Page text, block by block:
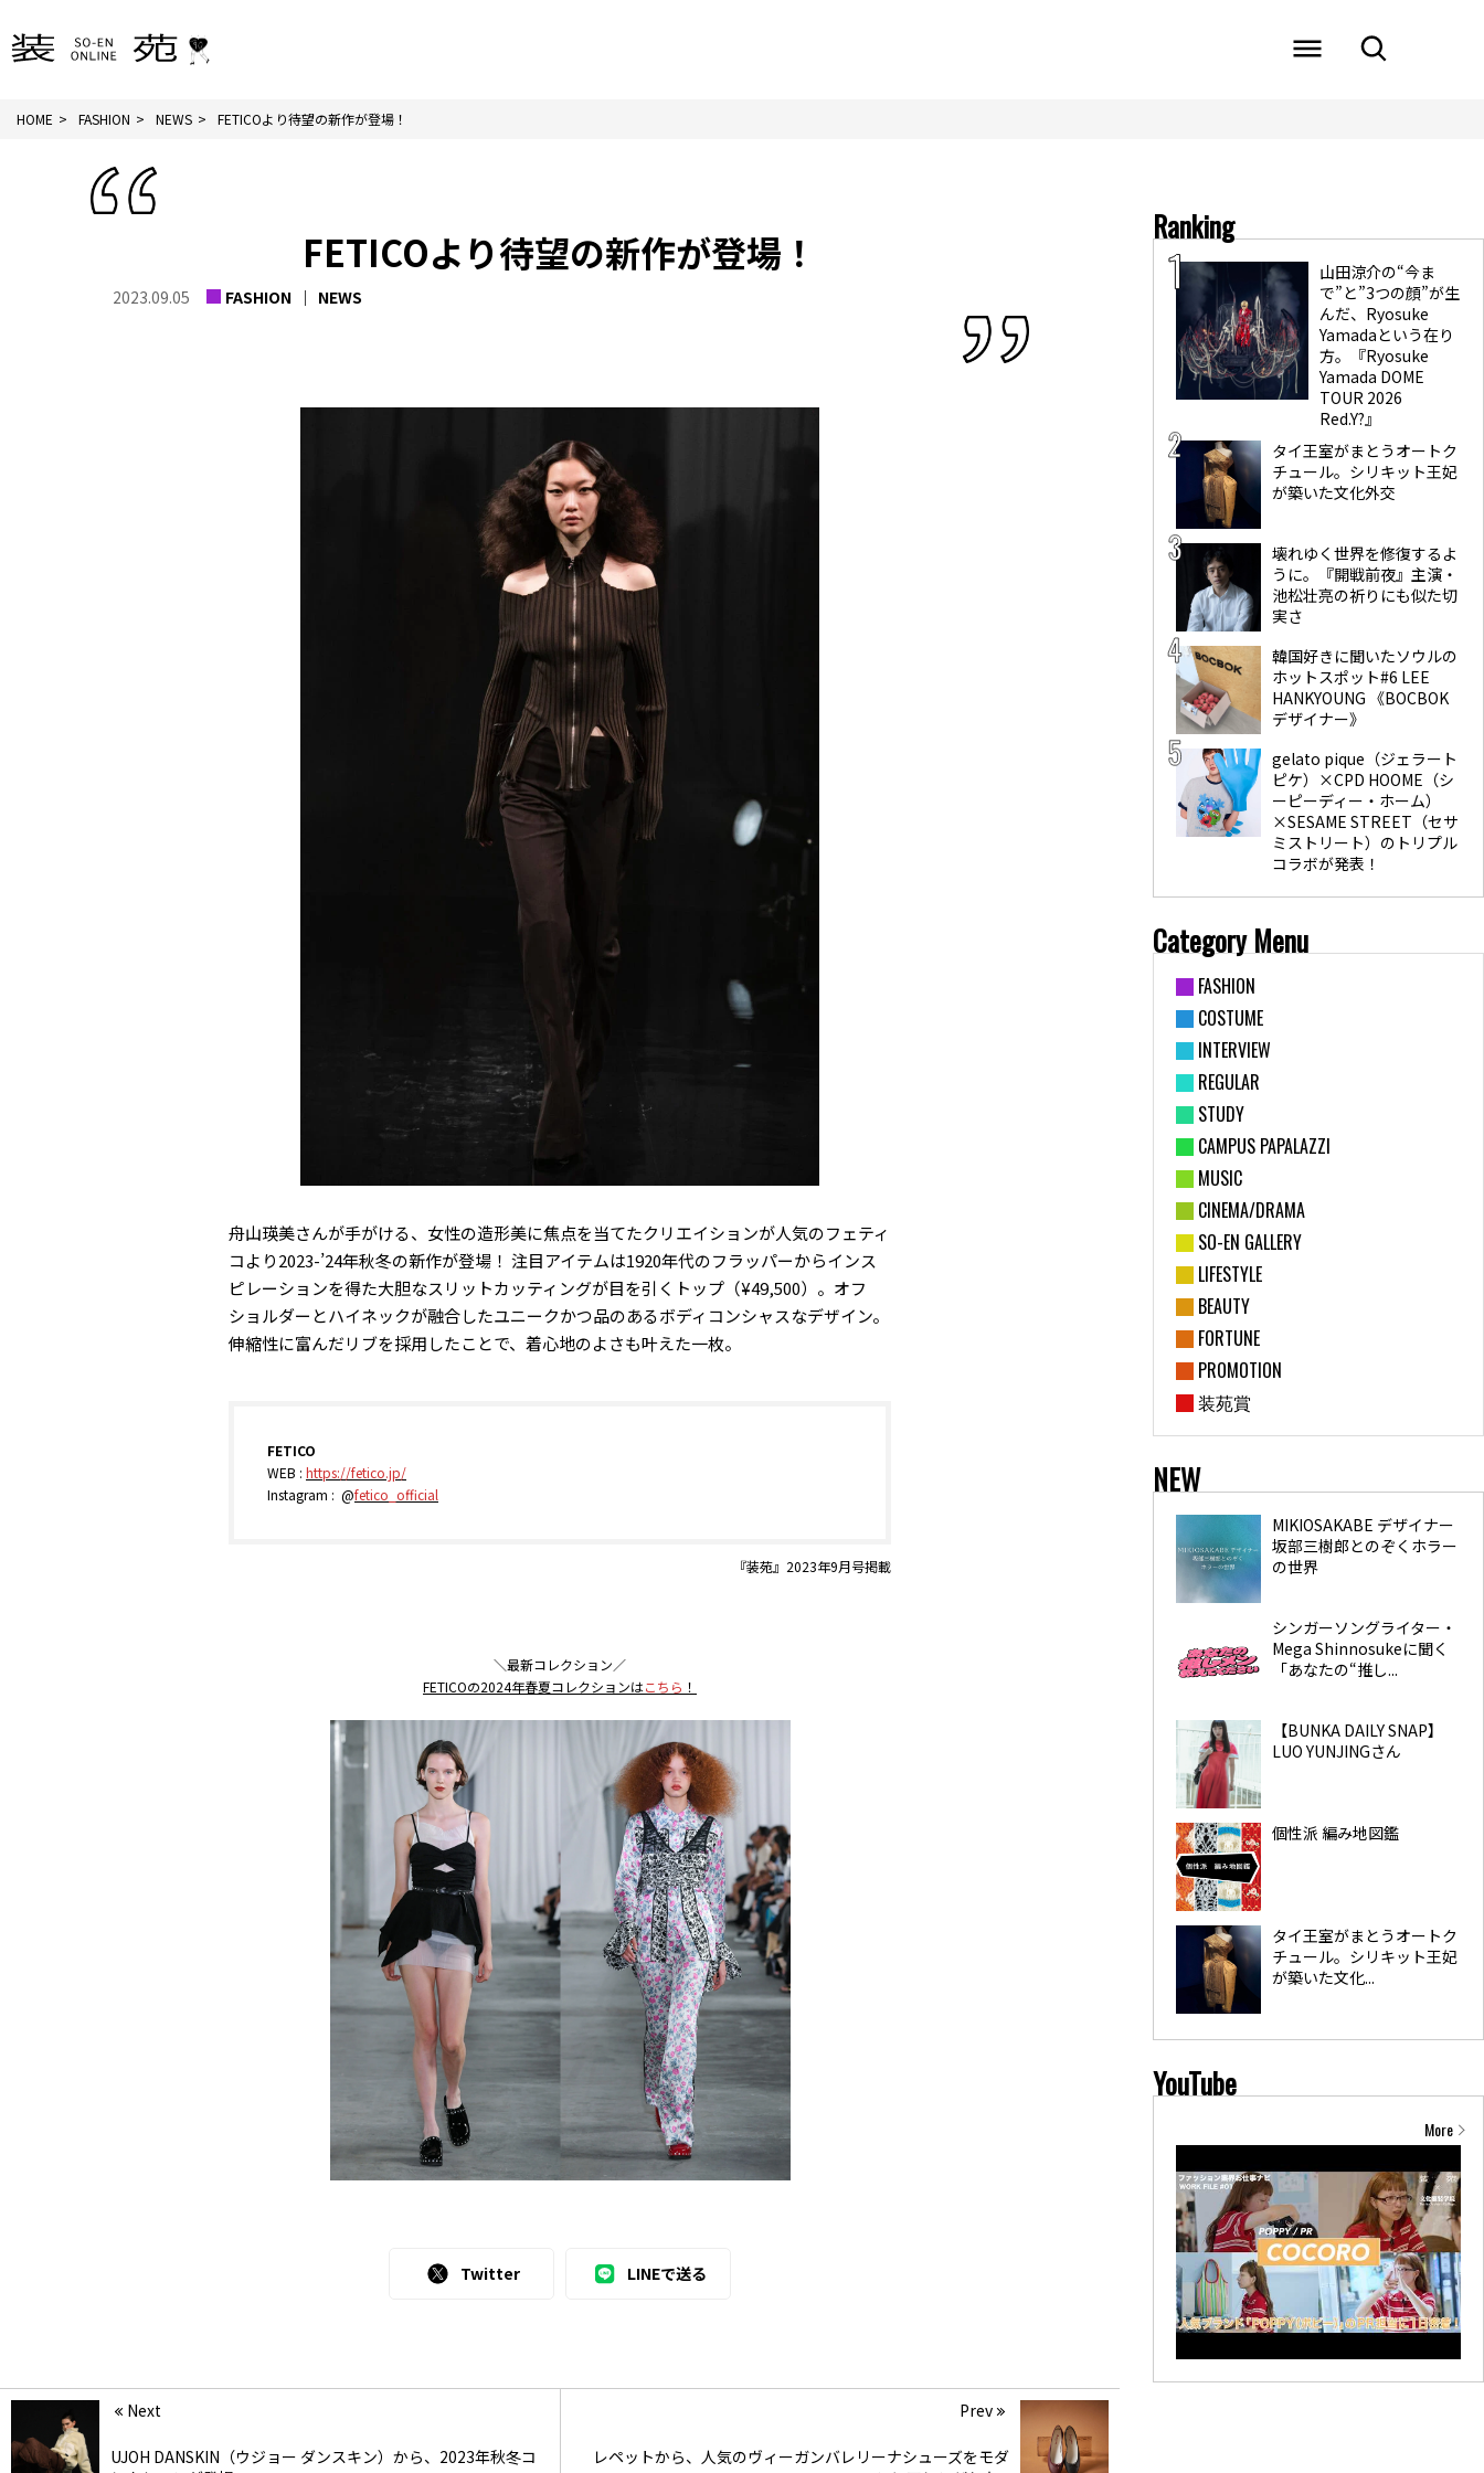
HOME FASHION NEWS FETICOより待望の新作が登場！
FETICOより待望の新作が登場！
2023.09.05 FASHION NEWS
舟山瑛美さんが手がける、女性の造形美に焦点を当てたクリエイションが人気のフェティ
コより2023-’24年秋冬の新作が登場！ 注目アイテムは1920年代のフラッパーからインス
ピレーションを得た大胆なスリットカッティングが目を引くトップ（¥49,500）。オフ
ショルダーとハイネックが融合したユニークかつ品のあるボディコンシャスなデザイン。
伸縮性に富んだリブを採用したことで、着心地のよさも叶えた一枚。
FETICO
WEB : https://fetico.jp/
Instagram : @fetico_official
『装苑』2023年9月号掲載
＼最新コレクション／
FETICOの2024年春夏コレクションはこちら ！
Twitter LINEで送る
Next
UJOH DANSKIN（ウジョー ダンスキン）から、2023年秋冬コ
Prev
レペットから、人気のヴィーガンバレリーナシューズをモダ
Ranking
山田涼介の“今ま
で”と”3つの顔”が生
んだ、Ryosuke
Yamadaという在り
方。『Ryosuke
Yamada DOME
TOUR 2026
Red.Y?』
タイ王室がまとうオートク
チュール。シリキット王妃
が築いた文化外交
壊れゆく世界を修復するよ
うに。『開戦前夜』主演・
池松壮亮の祈りにも似た切
実さ
韓国好きに聞いたソウルの
ホットスポット#6 LEE
HANKYOUNG 《BOCBOK
デザイナー》
gelato pique（ジェラート
ピケ）×CPD HOOME（シ
ーピーディー・ホーム）
×SESAME STREET（セサ
ミストリート）のトリプル
コラボが発表！
Category Menu
FASHION
COSTUME
INTERVIEW
REGULAR
STUDY
CAMPUS PAPALAZZI
MUSIC
CINEMA/DRAMA
SO-EN GALLERY
LIFESTYLE
BEAUTY
FORTUNE
PROMOTION
装苑賞
NEW
MIKIOSAKABE デザイナー
坂部三樹郎とのぞくホラー
の世界
シンガーソングライター・
Mega Shinnosukeに聞く
「あなたの“推し...
【BUNKA DAILY SNAP】
LUO YUNJINGさん
個性派 編み地図鑑
タイ王室がまとうオートク
チュール。シリキット王妃
が築いた文化...
YouTube
More